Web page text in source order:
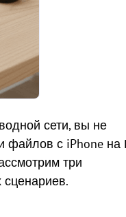
сети, вы не
файлов с iPhone на
три